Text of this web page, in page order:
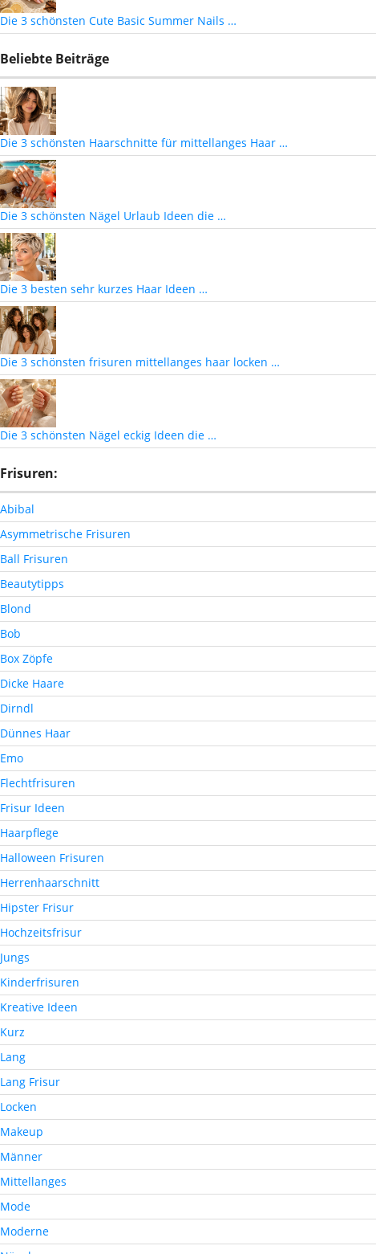
Die 3 schönsten Cute Basic Summer Nails …
Beliebte Beiträge
Die 3 schönsten Haarschnitte für mittellanges Haar …
Die 3 schönsten Nägel Urlaub Ideen die …
Die 3 besten sehr kurzes Haar Ideen …
Die 3 schönsten frisuren mittellanges haar locken …
Die 3 schönsten Nägel eckig Ideen die …
Frisuren:
Abibal
Asymmetrische Frisuren
Ball Frisuren
Beautytipps
Blond
Bob
Box Zöpfe
Dicke Haare
Dirndl
Dünnes Haar
Emo
Flechtfrisuren
Frisur Ideen
Haarpflege
Halloween Frisuren
Herrenhaarschnitt
Hipster Frisur
Hochzeitsfrisur
Jungs
Kinderfrisuren
Kreative Ideen
Kurz
Lang
Lang Frisur
Locken
Makeup
Männer
Mittellanges
Mode
Moderne